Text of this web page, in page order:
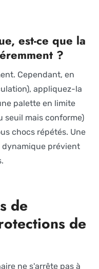
est-ce que la
?
Cependant, en
appliquez-la
palette en limite
seuil mais conforme)
chocs répétés. Une
dynamique prévient
de
de
ne s'arrête pas à